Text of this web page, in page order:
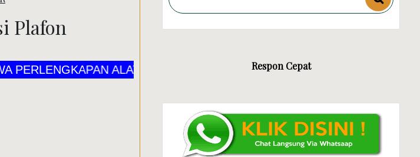
Plafon
ALAT PESTA CV MANDIRI JAYA EVENTRespon Cepat